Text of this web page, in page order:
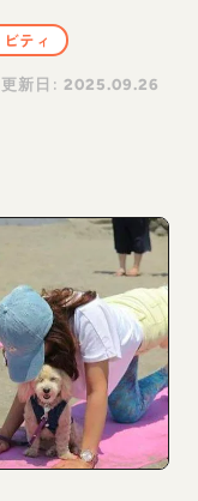
ティ
更新日: 2025.09.26